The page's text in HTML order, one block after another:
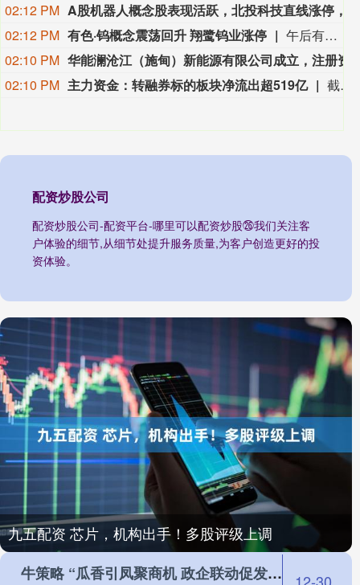
02:12 PM
02:12 PM 有色·钨概念震荡回升 翔鹭钨业涨停
午后有色·钨概念震荡回升，翔鹭钨业涨停，中钨高新、亚盛集团、章源钨业、厦门钨业冲高。消息面上，章源钨业公布2026年8月上半月长单采购报价，55%黑钨精矿41.20万元/标吨；55%白钨精矿41.10万元/标吨；仲钨酸铵（国标零级）60.60万元/吨，较2026年7月下半月长单采购报价有所上调。
02:10 PM
02:10 PM 主力资金：转融券标的板块净流出超519亿 截至目前，今日主力资金净流出511.31亿；净流入半导体设备、半导体设备、大消费等板块，其中半导体设备板块净流入27.59亿；净流出转融券标的、融资融券、TMT等板块，其中转融券标的板块净流出519.44亿。 个股方面，贵州茅台净买入8.34亿元位居首位，中微公司、江波龙、仕佳光子主力资金净流入居前；中际旭创净卖出67.74亿元位居首位，新易盛、兆易创新、长鑫科技净流出额居前。
配资炒股公司
配资炒股公司-配资平台-哪里可以配资炒股㉖我们关注客
户体验的细节,从细节处提升服务质量,为客户创造更好的投
资体验。
九五配资 芯片，机构出手！多股评级上调
牛策略 “瓜香引凤聚商机 政企联动促发展”北京大兴庞各庄镇 2025 年西瓜季政企联动产业推介活动圆满举行
12-30